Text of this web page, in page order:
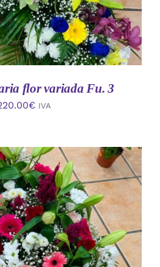
flor variada Fu. 3
€ IVA
AL CARRITO
/